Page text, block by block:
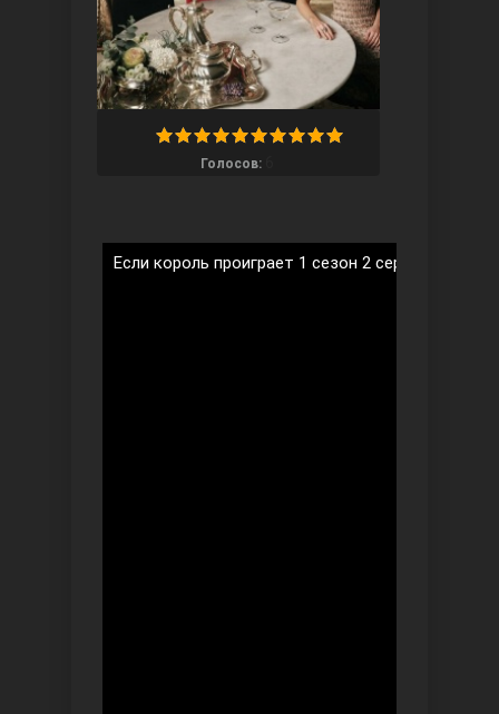
Ветреный холм
Голосов:
Если король проиграет 1 сезон 2 серия на